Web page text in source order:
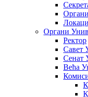
Органи
Ректор
Савет
Сенат
Већа